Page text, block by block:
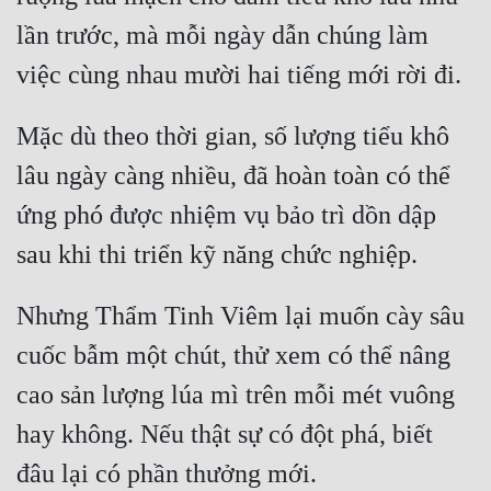
lần trước, mà mỗi ngày dẫn chúng làm
Mặc dù theo thời gian, số lượng tiểu khô
lâu ngày càng nhiều, đã hoàn toàn có thể
ứng phó được nhiệm vụ bảo trì dồn dập
Nhưng Thẩm Tinh Viêm lại muốn cày sâu
cuốc bẫm một chút, thử xem có thể nâng
cao sản lượng lúa mì trên mỗi mét vuông
hay không. Nếu thật sự có đột phá, biết